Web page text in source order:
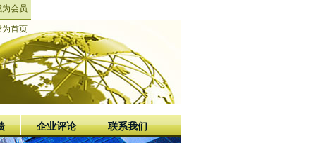
会员
为首页
企业评论 联系我们